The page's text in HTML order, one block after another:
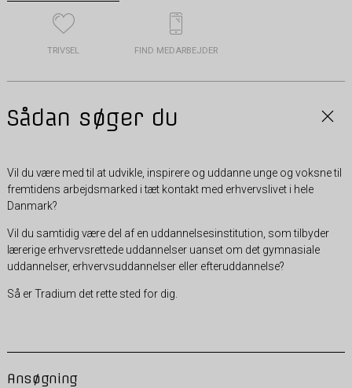
TRIVSEL FIND MEDARBEJDER
Sådan søger du
Vil du være med til at udvikle, inspirere og uddanne unge og voksne til
fremtidens arbejdsmarked i tæt kontakt med erhvervslivet i hele
Danmark?
Vil du samtidig være del af en uddannelsesinstitution, som tilbyder
lærerige erhvervsrettede uddannelser uanset om det gymnasiale
uddannelser, erhvervsuddannelser eller efteruddannelse?
Så er Tradium det rette sted for dig.
Ansøgning